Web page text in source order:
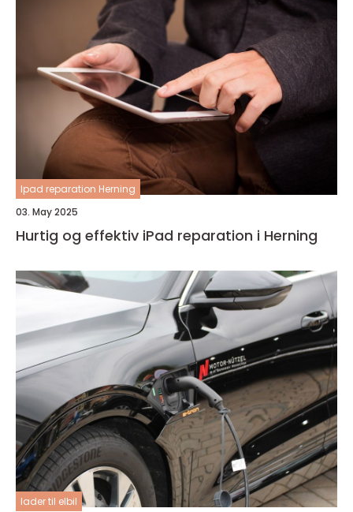
Ipad reparation Herning
03. May 2025
Hurtig og effektiv iPad reparation i Herning
lader til elbil